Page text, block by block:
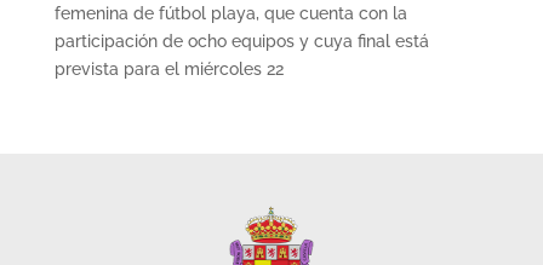
femenina de fútbol playa, que cuenta con la
participación de ocho equipos y cuya final está
prevista para el miércoles 22